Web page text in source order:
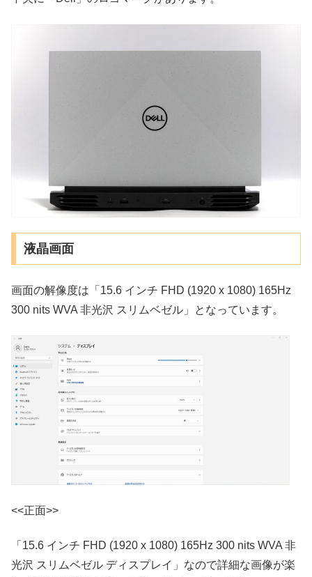
液晶画面
画面の解像度は「15.6 インチ FHD (1920 x 1080) 165Hz
300 nits WVA 非光沢 スリムベゼル」となっています。
<<正面>>
「15.6 インチ FHD (1920 x 1080) 165Hz 300 nits WVA 非
光沢 スリムベゼル ディスプレイ」なので詳細な画像が楽